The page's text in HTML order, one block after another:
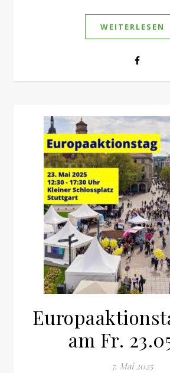
WEITERLESEN
am Fr.
7. Mai 2025